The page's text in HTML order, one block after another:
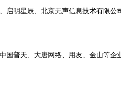
明星辰、北京无声信息技术有限公
普天、大唐网络、用友、金山等企